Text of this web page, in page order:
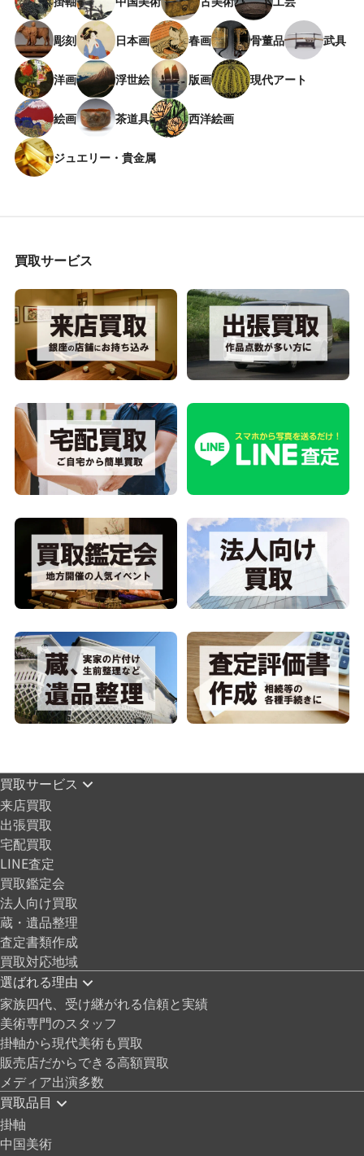
彫刻 日本画 春画 骨董品 武具
洋画 浮世絵 版画 現代アート
絵画 茶道具 西洋絵画
ジュエリー・貴金属
買取サービス
買取サービス
来店買取
出張買取
宅配買取
LINE査定
買取鑑定会
法人向け買取
蔵・遺品整理
査定書類作成
買取対応地域
選ばれる理由
家族四代、受け継がれる信頼と実績
美術専門のスタッフ
掛軸から現代美術も買取
販売店だからできる高額買取
メディア出演多数
買取品目
掛軸
中国美術